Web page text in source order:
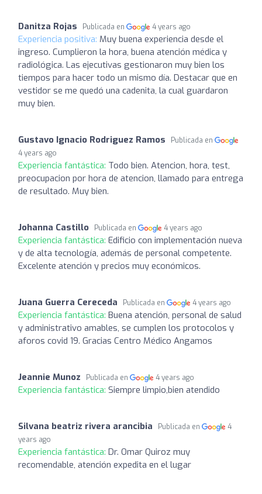
Danitza Rojas Publicada en 4 years ago
Experiencia positiva: Muy buena experiencia desde el
ingreso. Cumplieron la hora, buena atención médica y
radiológica. Las ejecutivas gestionaron muy bien los
tiempos para hacer todo un mismo día. Destacar que en
vestidor se me quedó una cadenita, la cual guardaron
muy bien.
Gustavo Ignacio Rodriguez Ramos
Publicada en
4 years ago
Experiencia fantástica: Todo bien. Atencion, hora, test,
preocupacion por hora de atencion, llamado para entrega
de resultado. Muy bien.
Johanna Castillo Publicada en 4 years ago
Experiencia fantástica: Edificio con implementación nueva
y de alta tecnología, además de personal competente.
Excelente atención y precios muy económicos.
Juana Guerra Cereceda Publicada en 4 years ago
Experiencia fantástica: Buena atención, personal de salud
y administrativo amables, se cumplen los protocolos y
aforos covid 19. Gracias Centro Médico Angamos
Jeannie Munoz Publicada en 4 years ago
Experiencia fantástica: Siempre limpio,bien atendido
Silvana beatriz rivera arancibia Publicada en
4
years ago
Experiencia fantástica: Dr. Omar Quiroz muy
recomendable, atención expedita en el lugar